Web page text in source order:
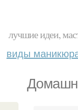
лучшие идеи,
виды